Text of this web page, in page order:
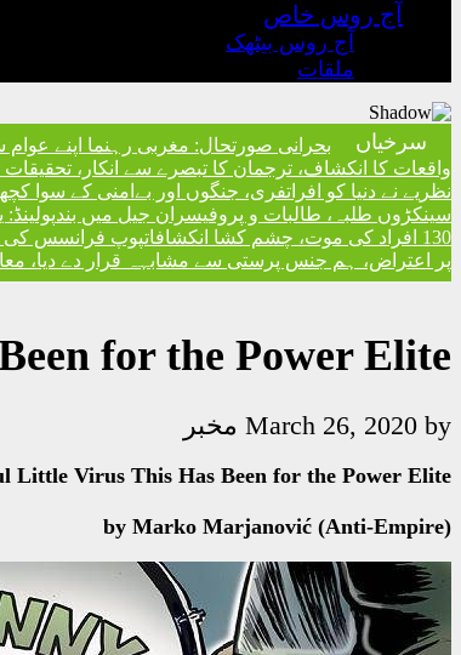
آج روس خاص
آج روس بیٹھک
ملقات
سرخیاں بحرانی صورتحال: مغربی رہنما اپنے
واقعات کا انکشاف، ترجمان کا تبصرے سے انکار، تحقیقات
نظریے نے دنیا کو افراتفری، جنگوں اور بےامنی کے سوا
سینکڑوں طلبہ، طالبات و پروفیسران جیل میں بند
130 افراد کی موت، چشم کشا انکشافات
پوپ فرانسس کی
پر اعتراض، ہم جنس پرستی سے مشابہہ قرار دے دیا،
for the Power Elite
March 26, 2020 by مخبر
Little Virus This Has Been for the Power Elite
by Marko Marjanović (Anti-Empire)